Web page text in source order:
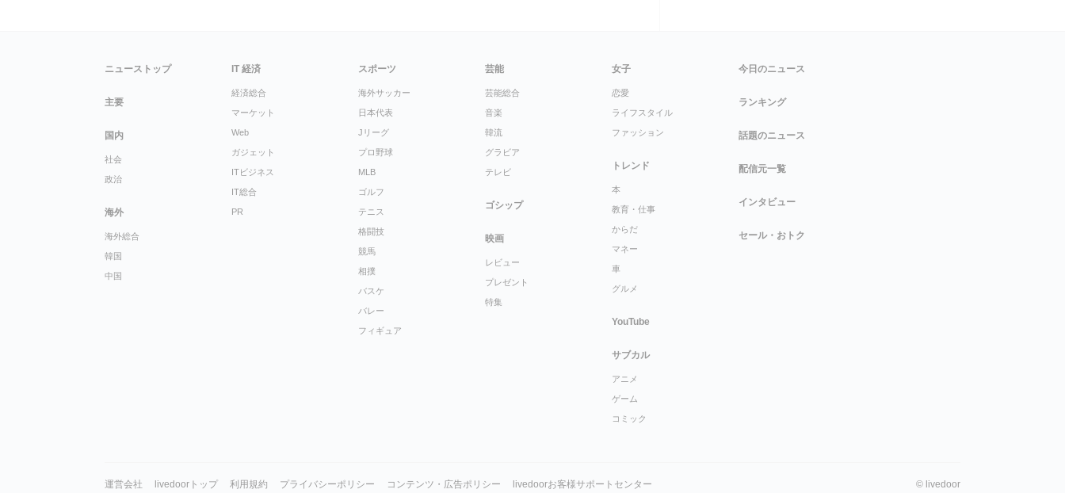
ニューストップ
主要
国内
社会
政治
海外
海外総合
韓国
中国
IT 経済
経済総合
マーケット
Web
ガジェット
ITビジネス
IT総合
PR
スポーツ
海外サッカー
日本代表
Jリーグ
プロ野球
MLB
ゴルフ
テニス
格闘技
競馬
相撲
バスケ
バレー
フィギュア
芸能
芸能総合
音楽
韓流
グラビア
テレビ
ゴシップ
映画
レビュー
プレゼント
特集
女子
恋愛
ライフスタイル
ファッション
トレンド
本
教育・仕事
からだ
マネー
車
グルメ
YouTube
サブカル
アニメ
ゲーム
コミック
今日のニュース
ランキング
話題のニュース
配信元一覧
インタビュー
セール・おトク
運営会社 livedoorトップ 利用規約 プライバシーポリシー コンテンツ・広告ポリシー livedoorお客様サポートセンター © livedoor